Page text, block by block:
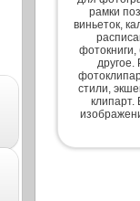
рамки
виньеток,
фотокниги,
стили,